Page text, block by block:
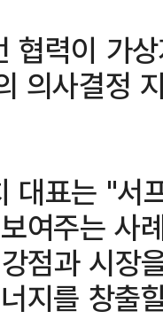
협력이 가
의사결정
대표는 "서
여주는 사
점과 시장
지를 창출